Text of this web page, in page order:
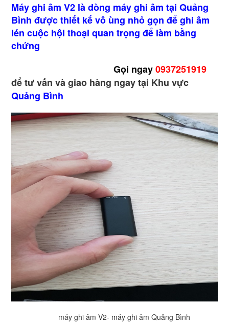
Máy ghi âm V2 là dòng máy ghi âm tại Quảng
Bình được thiết kế vô ùng nhỏ gọn để ghi âm
lén cuộc hội thoại quan trọng để làm bằng
chứng
Gọi ngay0937251919
để tư vấn và giao hàng ngay tại Khu vực
Quảng Bình
máy ghi âm V2- máy ghi âm Quảng Bình